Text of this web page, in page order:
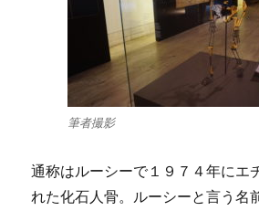
筆者撮影
通称はルーシーで１９７４年にエ
れた化石人骨。ルーシーと言う名